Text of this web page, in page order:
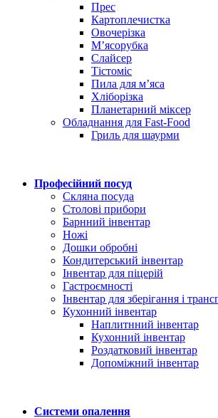
Прес
Картоплечистка
Овочерізка
М’ясорубка
Слайсер
Тістоміс
Пила для м’яса
Хліборізка
Планетарний міксер
Обладнання для Fast-Food
Гриль для шаурми
Професійний посуд
Скляна посуда
Столові прибори
Барнний інвентар
Ножі
Дошки обробні
Кондитерський інвентар
Інвентар для піцерій
Гастроємності
Інвентар для зберігання і
Кухонний інвентар
Наплитнний інвентар
Кухонний інвентар
Роздатковий інвентар
Допоміжний інвентар
Системи опалення